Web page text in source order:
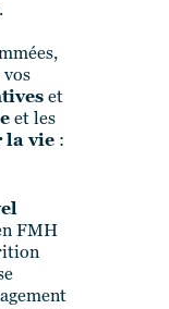
.
vos
et
et les
la vie :
FMH